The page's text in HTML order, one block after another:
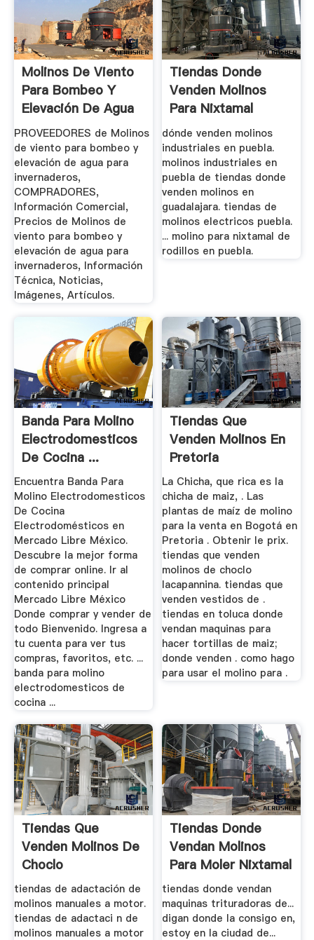
Molinos De Viento
Para Bombeo Y
Elevación De Agua
Para ...
PROVEEDORES de Molinos
de viento para bombeo y
elevación de agua para
invernaderos,
COMPRADORES,
Información Comercial,
Precios de Molinos de
viento para bombeo y
elevación de agua para
invernaderos, Información
Técnica, Noticias,
Imágenes, Artículos.
Tiendas Donde
Venden Molinos
Para Nixtamal
dónde venden molinos
industriales en puebla.
molinos industriales en
puebla de tiendas donde
venden molinos en
guadalajara. tiendas de
molinos electricos puebla.
... molino para nixtamal de
rodillos en puebla.
Banda Para Molino
Electrodomesticos
De Cocina ...
Encuentra Banda Para
Molino Electrodomesticos
De Cocina
Electrodomésticos en
Mercado Libre México.
Descubre la mejor forma
de comprar online. Ir al
contenido principal
Mercado Libre México
Donde comprar y vender de
todo Bienvenido. Ingresa a
tu cuenta para ver tus
compras, favoritos, etc. ...
banda para molino
electrodomesticos de
cocina ...
Tiendas Que
Venden Molinos En
Pretoria
La Chicha, que rica es la
chicha de maiz, . Las
plantas de maíz de molino
para la venta en Bogotá en
Pretoria . Obtenir le prix.
tiendas que venden
molinos de choclo
lacapannina. tiendas que
venden vestidos de .
tiendas en toluca donde
vendan maquinas para
hacer tortillas de maiz;
donde venden . como hago
para usar el molino para .
Tiendas Que
Venden Molinos De
Choclo
tiendas de adactación de
molinos manuales a motor.
tiendas de adactaci n de
molinos manuales a motor
Tiendas Donde
Vendan Molinos
Para Moler Nixtamal
En Cd ...
tiendas donde vendan
maquinas trituradoras de...
digan donde la consigo en,
estoy en la ciudad de...